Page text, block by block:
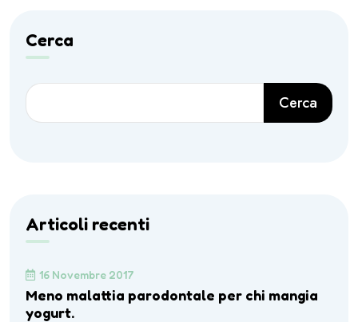
Cerca
Cerca
Articoli recenti
16 Novembre 2017
Meno malattia parodontale per chi mangia
yogurt.